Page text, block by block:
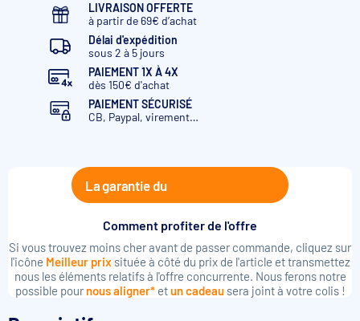
LIVRAISON OFFERTE
à partir de 69€ d’achat
Délai d'expédition
sous 2 à 5 jours
PAIEMENT 1X À 4X
dès 150€ d'achat
PAIEMENT SÉCURISÉ
CB, Paypal, virement…
La garantie du
Comment profiter de l'offre
Si vous trouvez moins cher avant de passer commande, cliquez sur
l'icône Meilleur prixsituée à côté du prix de l'article et transmettez
nous les éléments relatifs à l'offre concurrente. Nous ferons notre
possible pour nous aligner*etun cadeausera joint à votre colis !